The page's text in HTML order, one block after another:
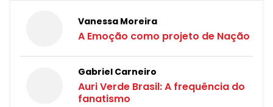
Vanessa Moreira
A Emoção como projeto de Nação
Gabriel Carneiro
Auri Verde Brasil: A frequência do
fanatismo